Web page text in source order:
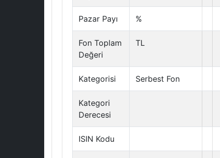
Pazar Payı %
Fon Toplam
Değeri
TL
Kategorisi Serbest Fon
Kategori
Derecesi
ISIN Kodu